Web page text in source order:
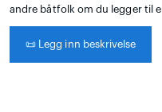
andre båtfolk om du legger til
📜 Legg inn beskrivelse